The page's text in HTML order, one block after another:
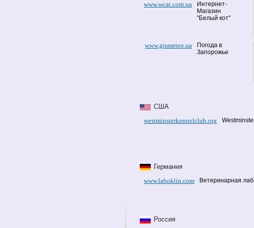
www.wcat.com.ua
Интернет-
Магазин
"Белый кот"
www.gismeteo.ua
Погода в
Запорожье
США
westminsterkennelclub.org
Германия
www.laboklin.com
Ветеринарная
Россия